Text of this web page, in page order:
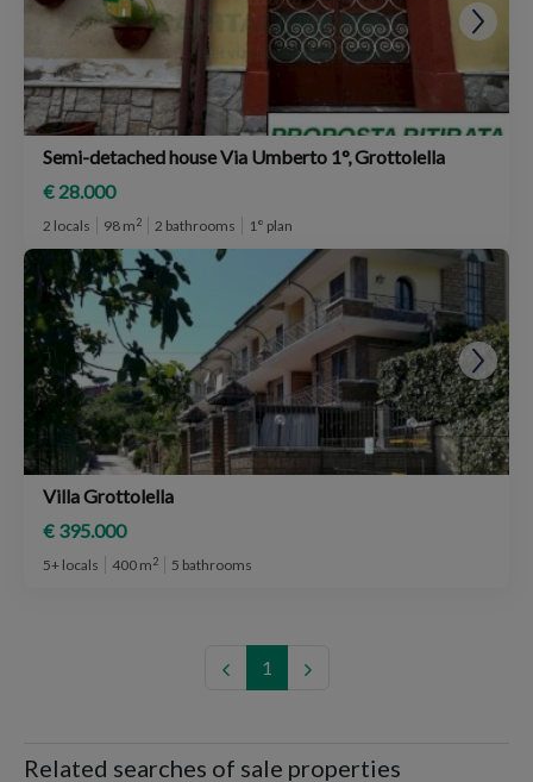
Semi-detached house Via Umberto 1°, Grottolella
€ 28.000
2 locals 98 m2 2 bathrooms 1° plan
Villa Grottolella
€ 395.000
5+ locals 400 m2 5 bathrooms
1
Related searches of sale properties